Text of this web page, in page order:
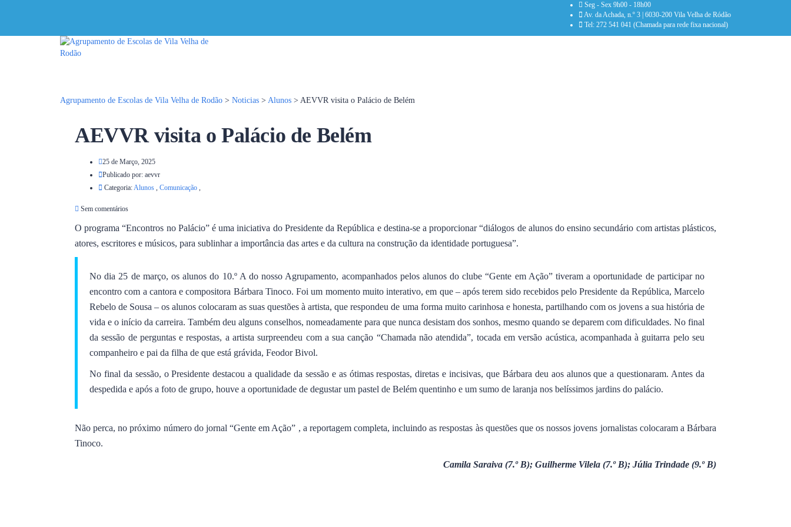
Seg - Sex 9h00 - 18h00
Av. da Achada, n.º 3 | 6030-200 Vila Velha de Ródão
Tel: 272 541 041 (Chamada para rede fixa nacional)
Agrupamento de Escolas de Vila Velha de Rodão > Noticias > Alunos > AEVVR visita o Palácio de Belém
AEVVR visita o Palácio de Belém
25 de Março, 2025
Publicado por: aevvr
Categoria:Alunos , Comunicação ,
Sem comentários
O programa “Encontros no Palácio” é uma iniciativa do Presidente da República e destina-se a proporcionar “diálogos de alunos do ensino secundário com artistas plásticos,
atores, escritores e músicos, para sublinhar a importância das artes e da cultura na construção da identidade portuguesa”.
No dia 25 de março, os alunos do 10.º A do nosso Agrupamento, acompanhados pelos alunos do clube “Gente em Ação” tiveram a oportunidade de participar no
encontro com a cantora e compositora Bárbara Tinoco. Foi um momento muito interativo, em que – após terem sido recebidos pelo Presidente da República, Marcelo
Rebelo de Sousa – os alunos colocaram as suas questões à artista, que respondeu de uma forma muito carinhosa e honesta, partilhando com os jovens a sua história de
vida e o início da carreira. Também deu alguns conselhos, nomeadamente para que nunca desistam dos sonhos, mesmo quando se deparem com dificuldades. No final
da sessão de perguntas e respostas, a artista surpreendeu com a sua canção “Chamada não atendida”, tocada em versão acústica, acompanhada à guitarra pelo seu
companheiro e pai da filha de que está grávida, Feodor Bivol.
No final da sessão, o Presidente destacou a qualidade da sessão e as ótimas respostas, diretas e incisivas, que Bárbara deu aos alunos que a questionaram. Antes da
despedida e após a foto de grupo, houve a oportunidade de degustar um pastel de Belém quentinho e um sumo de laranja nos belíssimos jardins do palácio.
Não perca, no próximo número do jornal “Gente em Ação” , a reportagem completa, incluindo as respostas às questões que os nossos jovens jornalistas colocaram a Bárbara
Tinoco.
Camila Saraiva (7.º B); Guilherme Vilela (7.º B); Júlia Trindade (9.º B)